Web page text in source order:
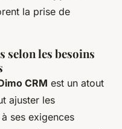
la prise de
selon les besoins
CRM est un atout
ajuster les
ses exigences